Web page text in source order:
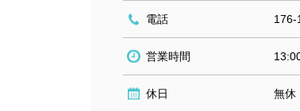
電話 176-
営業時間
休日 無休